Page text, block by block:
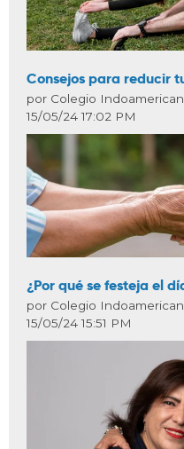
Consejos para reducir
por Colegio
15/05/24 17:02 PM
¿Por qué se festeja el
por Colegio
15/05/24 15:51 PM